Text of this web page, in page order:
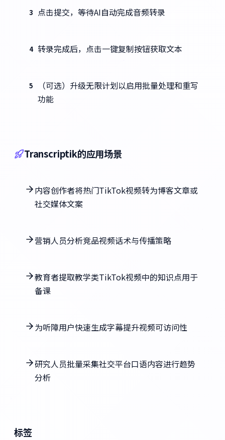
3 点击提交，等待AI自动完成音频转录
4 转录完成后，点击一键复制按钮获取文本
5
（可选）升级无限计划以启用批量处理和重写
功能
Transcriptik的应用场景
内容创作者将热门TikTok视频转为博客文章或
社交媒体文案
营销人员分析竞品视频话术与传播策略
教育者提取教学类TikTok视频中的知识点用于
备课
为听障用户快速生成字幕提升视频可访问性
研究人员批量采集社交平台口语内容进行趋势
分析
标签